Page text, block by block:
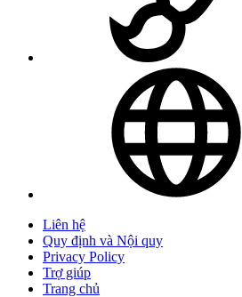
Liên hệ
Quy định và Nội quy
Privacy Policy
Trợ giúp
Trang chủ